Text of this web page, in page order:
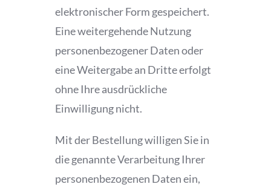
elektronischer Form gespeichert.
Eine weitergehende Nutzung
personenbezogener Daten oder
eine Weitergabe an Dritte erfolgt
ohne Ihre ausdrückliche
Einwilligung nicht.
Mit der Bestellung willigen Sie in
die genannte Verarbeitung Ihrer
personenbezogenen Daten ein,